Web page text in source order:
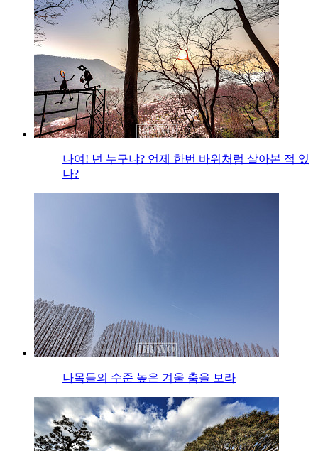
나여! 넌 누구냐? 언제 한번 바위처럼 살아본 적 있
나?
나목들의 수준 높은 겨울 춤을 보라